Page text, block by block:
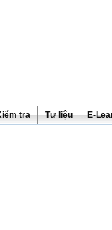
tra Tư liệu E-